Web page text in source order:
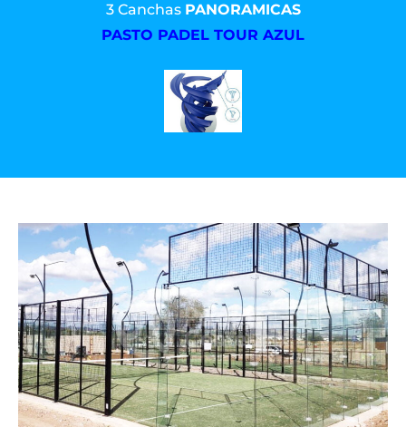
3 Canchas PANORAMICAS
PASTO PADEL TOUR AZUL